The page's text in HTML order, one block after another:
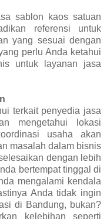
sablon kaos satuan
referensi untuk
yang sesuai dengan
perlu Anda ketahui
untuk layanan jasa
terkait penyedia jasa
mengetahui lokasi
usaha akan
masalah dalam bisnis
dengan lebih
bertempat tinggal di
mengalami kendala
Anda tidak ingin
di Bandung, bukan?
kelebihan seperti